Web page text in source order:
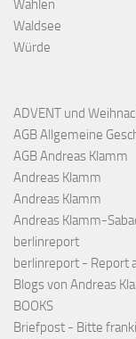
Wahlen
Waldsee
Würde
ADVENT und
AGB Allgemeine
AGB Andreas Klamm
Andreas Klamm
Andreas Klamm
Andreas Klamm-
berlinreport
berlinreport - Report
Blogs von Andreas
BOOKS
Briefpost - Bitte